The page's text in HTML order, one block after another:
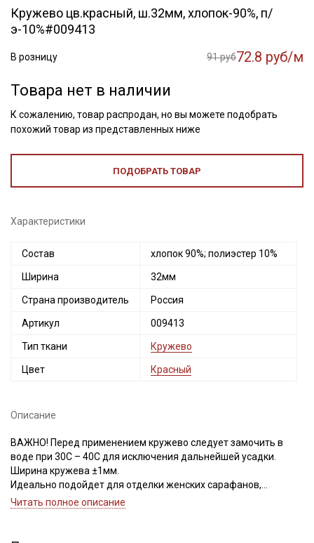
Кружево цв.красный, ш.32мм, хлопок-90%, п/
э-10%#009413
В розницу 91 руб72.8 руб/м
Товара нет в наличии
К сожалению, товар распродан, но вы можете подобрать
похожий товар из представленных ниже
ПОДОБРАТЬ ТОВАР
Характеристики
Состав хлопок 90%; полиэстер 10%
Ширина 32мм
Страна производитель Россия
Артикул 009413
Тип ткани Кружево
Цвет Красный
Описание
ВАЖНО! Перед применением кружево следует замочить в
воде при 30С – 40С для исключения дальнейшей усадки.
Ширина кружева ±1мм.
Идеально подойдет для отделки женских сарафанов,
платьев, юбок, рукавов.
Читать полное описание
Секретная рассылка от Купава
промокоды и скидки до 30% на узкие
категории тканей
Электронная почта
Подписаться
Ознакомлен(а) сПолитикой обработки персональных
данныхи даюСогласие на обработку персональных
данных